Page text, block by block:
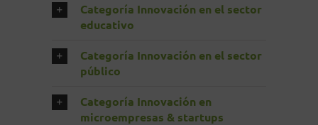
Categoría Innovación en el sector
educativo
Categoría Innovación en el sector
público
Categoría Innovación en
microempresas & startups